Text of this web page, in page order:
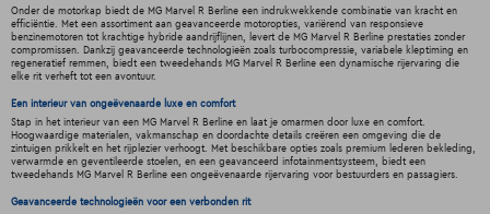
Onder de motorkap biedt de MG Marvel R Berline een indrukwekkende combinatie van kracht en
efficiëntie. Met een assortiment aan geavanceerde motoropties, variërend van responsieve
benzinemotoren tot krachtige hybride aandrijflijnen, levert de MG Marvel R Berline prestaties zonder
compromissen. Dankzij geavanceerde technologieën zoals turbocompressie, variabele kleptiming en
regeneratief remmen, biedt een tweedehands MG Marvel R Berline een dynamische rijervaring die
elke rit verheft tot een avontuur.
Een interieur van ongeëvenaarde luxe en comfort
Stap in het interieur van een MG Marvel R Berline en laat je omarmen door luxe en comfort.
Hoogwaardige materialen, vakmanschap en doordachte details creëren een omgeving die de
zintuigen prikkelt en het rijplezier verhoogt. Met beschikbare opties zoals premium lederen bekleding,
verwarmde en geventileerde stoelen, en een geavanceerd infotainmentsysteem, biedt een
tweedehands MG Marvel R Berline een ongeëvenaarde rijervaring voor bestuurders en passagiers.
Geavanceerde technologieën voor een verbonden rit